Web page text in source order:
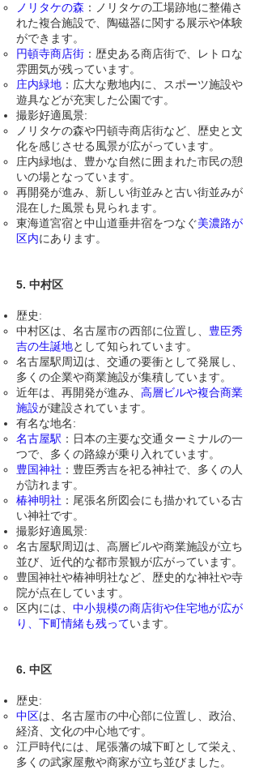
ノリタケの森 ：ノリタケの工場跡地に整備さ
れた複合施設で、陶磁器に関する展示や体験
ができます。
円頓寺商店街 ：歴史ある商店街で、レトロな
雰囲気が残っています。
庄内緑地 ：広大な敷地内に、スポーツ施設や
遊具などが充実した公園です。
撮影好適風景:
ノリタケの森や円頓寺商店街など、歴史と文
化を感じさせる風景が広がっています。
庄内緑地は、豊かな自然に囲まれた市民の憩
いの場となっています。
再開発が進み、新しい街並みと古い街並みが
混在した風景も見られます。
東海道宮宿と中山道垂井宿をつなぐ美濃路が
区内にあります。
5. 中村区
歴史:
中村区は、名古屋市の西部に位置し、 豊臣秀
吉の生誕地として知られています。
名古屋駅周辺は、交通の要衝として発展し、
多くの企業や商業施設が集積しています。
近年は、再開発が進み、 高層ビルや複合商業
施設が建設されています。
有名な地名:
名古屋駅 ：日本の主要な交通ターミナルの一
つで、多くの路線が乗り入れています。
豊国神社 ：豊臣秀吉を祀る神社で、多くの人
が訪れます。
椿神明社 ：尾張名所図会にも描かれている古
い神社です。
撮影好適風景:
名古屋駅周辺は、高層ビルや商業施設が立ち
並び、近代的な都市景観が広がっています。
豊国神社や椿神明社など、歴史的な神社や寺
院が点在しています。
区内には、 中小規模の商店街や住宅地が広が
り、下町情緒も残っています。
6. 中区
歴史:
中区は、名古屋市の中心部に位置し、政治、
経済、文化の中心地です。
江戸時代には、尾張藩の城下町として栄え、
多くの武家屋敷や商家が立ち並びました。